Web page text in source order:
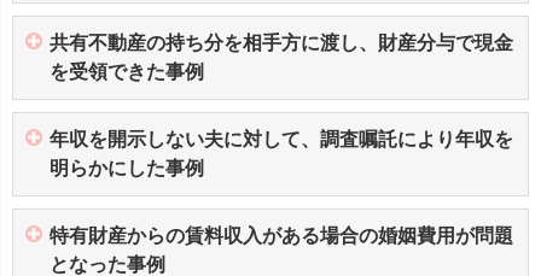
共有不動産の持ち分を相手方に渡し、財産分与で現金
を受領できた事例
年収を開示しない夫に対して、調査嘱託により年収を
明らかにした事例
特有財産からの賃料収入がある場合の婚姻費用が問題
となった事例